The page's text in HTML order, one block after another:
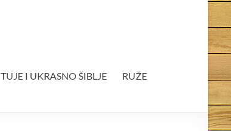
TUJE I UKRASNO ŠIBLJE
RUŽE